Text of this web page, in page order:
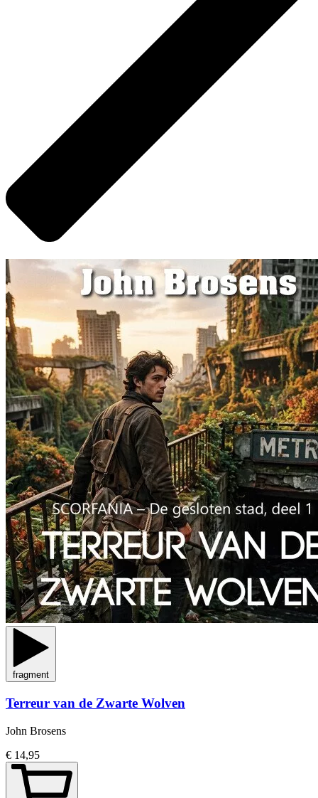
fragment
Terreur van de Zwarte Wolven
John Brosens
€ 14,95